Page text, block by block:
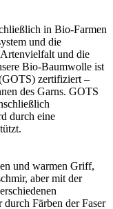
in Bio-Farmen
und die
und die
Bio-Baumwolle ist
zertifiziert –
des Garns. GOTS
durch eine
und warmen Griff,
aber mit der
Färben der Faser